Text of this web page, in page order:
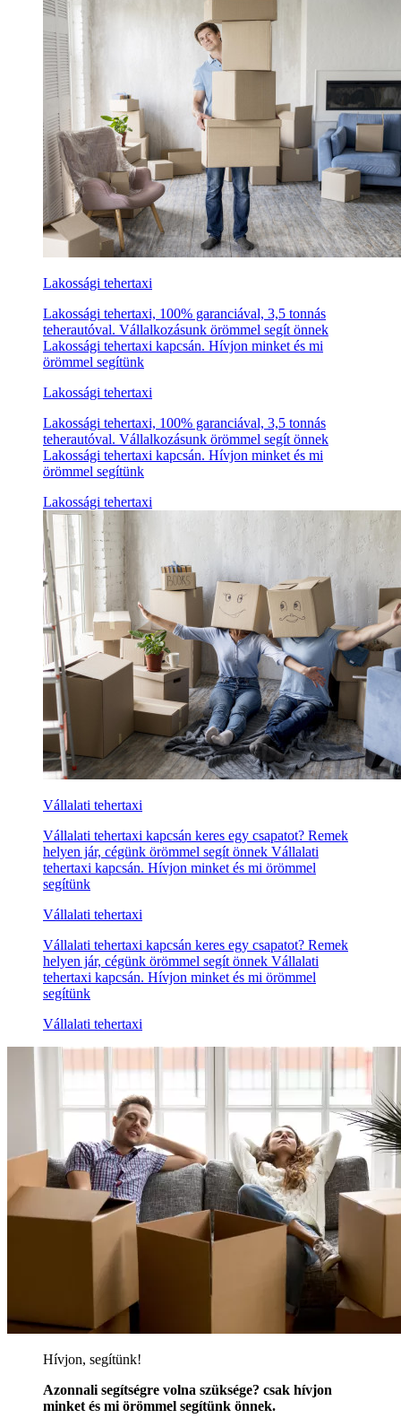
Lakossági tehertaxi
Lakossági tehertaxi, 100% garanciával, 3,5 tonnás
teherautóval. Vállalkozásunk örömmel segít önnek
Lakossági tehertaxi kapcsán. Hívjon minket és mi
örömmel segítünk
Lakossági tehertaxi
Lakossági tehertaxi, 100% garanciával, 3,5 tonnás
teherautóval. Vállalkozásunk örömmel segít önnek
Lakossági tehertaxi kapcsán. Hívjon minket és mi
örömmel segítünk
Lakossági tehertaxi
Vállalati tehertaxi
Vállalati tehertaxi kapcsán keres egy csapatot? Remek
helyen jár, cégünk örömmel segít önnek Vállalati
tehertaxi kapcsán. Hívjon minket és mi örömmel
segítünk
Vállalati tehertaxi
Vállalati tehertaxi kapcsán keres egy csapatot? Remek
helyen jár, cégünk örömmel segít önnek Vállalati
tehertaxi kapcsán. Hívjon minket és mi örömmel
segítünk
Vállalati tehertaxi
Hívjon, segítünk!
Azonnali segítségre volna szüksége? csak hívjon
minket és mi örömmel segítünk önnek.